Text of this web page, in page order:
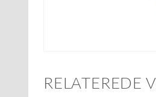
RELATEREDE